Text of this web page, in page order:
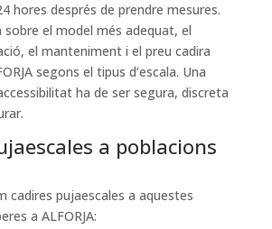
hores després de prendre mesures.
sobre el model més adequat, el
el manteniment i el preu cadira
segons el tipus d’escala. Una
ha de ser segura, discreta
a poblacions
cadires pujaescales a aquestes
a ALFORJA: